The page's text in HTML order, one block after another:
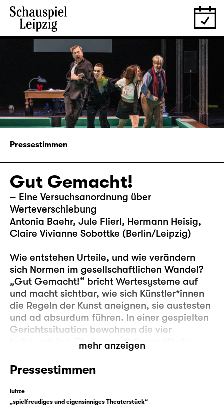
Pressestimmen
Gut Gemacht!
– Eine Versuchsanordnung über
Werteverschiebung
Antonia Baehr, Jule Flierl, Hermann Heisig,
Claire Vivianne Sobottke (Berlin/Leipzig)
Wie entstehen Urteile, und wie verändern
sich Normen im gesellschaftlichen Wandel?
„Gut Gemacht!“ bricht Wertesysteme auf
und macht sichtbar, wie sich Künstler*innen
die Regeln der Kunst aneignen, sie austesten
und ad absurdum führen. In einer gespielten
Gerichtssituation bewohnen die vier
befreundeten Choreograph*innen Werke
jenseits von gut und schlecht — mit Tanz,
Tutorials, Schauspielszenen und
autobiographischen Liedern.
„Gut Gemacht!“ entfaltet sich in der
mehr anzeigen
Pressestimmen
luhze
„spielfreudiges und eigensinniges Theaterstück“